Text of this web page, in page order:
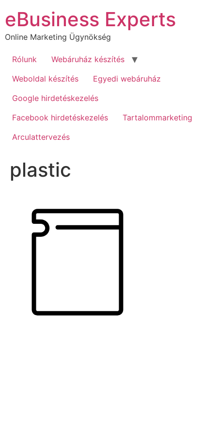
tartalomhoz
eBusiness Experts
Online Marketing Ügynökség
Rólunk
Webáruház készítés
Weboldal készítés
Egyedi webáruház
Google hirdetéskezelés
Facebook hirdetéskezelés
Tartalommarketing
Arculattervezés
plastic